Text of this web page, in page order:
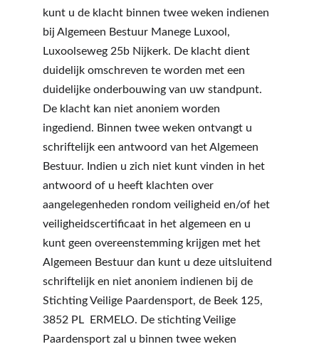
kunt u de klacht binnen twee weken indienen
bij Algemeen Bestuur Manege Luxool,
Luxoolseweg 25b Nijkerk. De klacht dient
duidelijk omschreven te worden met een
duidelijke onderbouwing van uw standpunt.
De klacht kan niet anoniem worden
ingediend. Binnen twee weken ontvangt u
schriftelijk een antwoord van het Algemeen
Bestuur. Indien u zich niet kunt vinden in het
antwoord of u heeft klachten over
aangelegenheden rondom veiligheid en/of het
veiligheidscertificaat in het algemeen en u
kunt geen overeenstemming krijgen met het
Algemeen Bestuur dan kunt u deze uitsluitend
schriftelijk en niet anoniem indienen bij de
Stichting Veilige Paardensport, de Beek 125,
3852 PL  ERMELO. De stichting Veilige
Paardensport zal u binnen twee weken